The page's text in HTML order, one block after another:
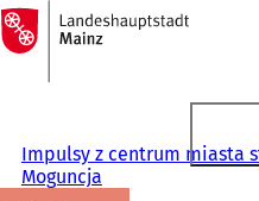
Przejdź do treści
Do
strony
głównej
Impulsy z centrum miasta
Moguncja